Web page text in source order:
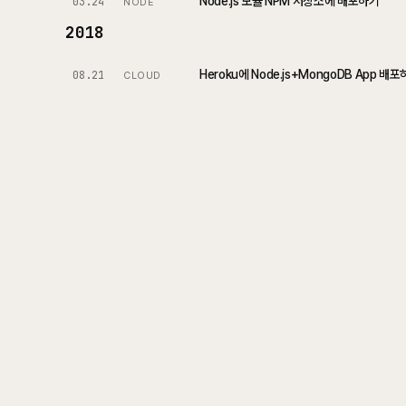
2018
08.21 CLOUD Heroku에 Node.js+MongoDB App 배포